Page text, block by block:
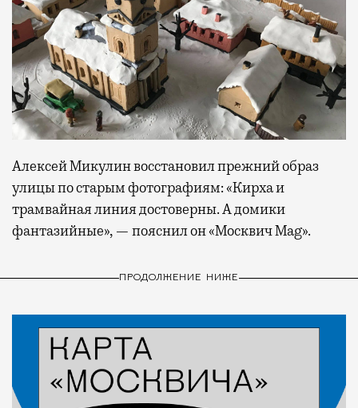
Алексей Микулин восстановил прежний образ
улицы по старым фотографиям: «Кирха и
трамвайная линия достоверны. А домики
фантазийные», — пояснил он «Москвич Mag».
ПРОДОЛЖЕНИЕ НИЖЕ